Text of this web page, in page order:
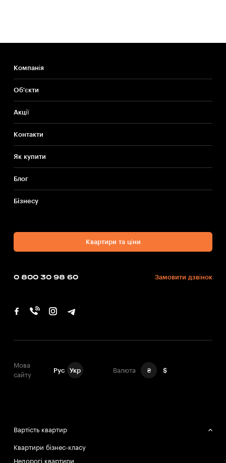
Компанія
Об'єкти
Акції
Контакти
Як купити
Блог
Бiзнесу
Квартири та ціни
0 800 30 98 60 Замовити дзвінок
Мова
сайту
Рус Укр Валюта ₴ $
Вартість квартир
Квартири бізнес-класу
Недорогі квартири